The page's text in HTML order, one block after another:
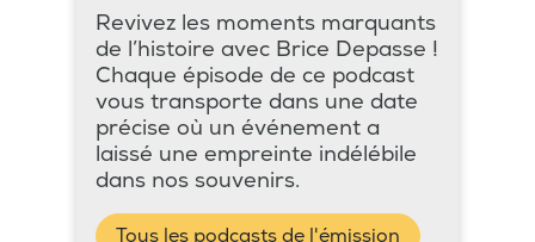
Revivez les moments marquants
de l’histoire avec Brice Depasse !
Chaque épisode de ce podcast
vous transporte dans une date
précise où un événement a
laissé une empreinte indélébile
dans nos souvenirs.
Tous les podcasts de l'émission